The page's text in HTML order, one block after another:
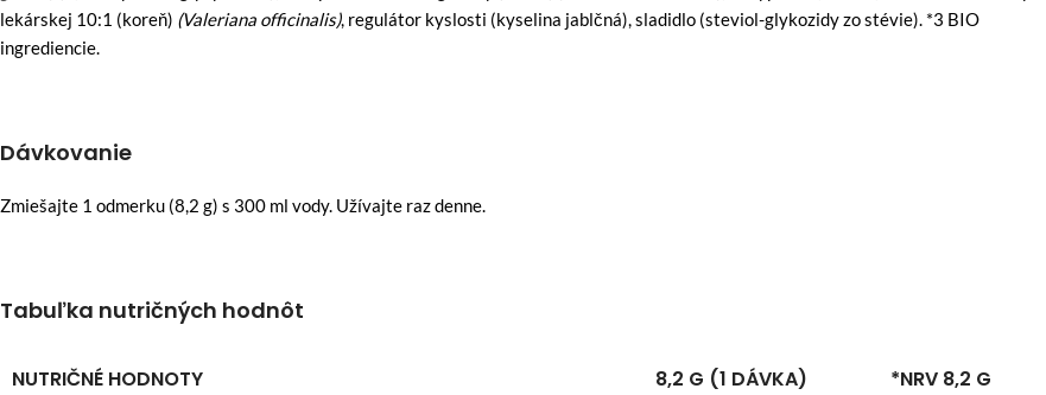
lekárskej 10:1 (koreň) (Valeriana officinalis), regulátor kyslosti (kyselina jablčná), sladidlo (steviol-glykozidy zo stévie). *3 BIO
ingrediencie.
Dávkovanie
Zmiešajte 1 odmerku (8,2 g) s 300 ml vody. Užívajte raz denne.
Tabuľka nutričných hodnôt
NUTRIČNÉ HODNOTY 8,2 G (1 DÁVKA) *NRV 8,2 G